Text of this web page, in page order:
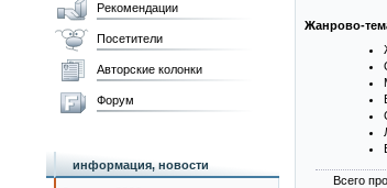
Жанрово-
Всего
Рекомендации
Посетители
Авторские колонки
Форум
информация, новости